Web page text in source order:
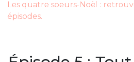
Les quatre soeurs-Noël :
épisodes.